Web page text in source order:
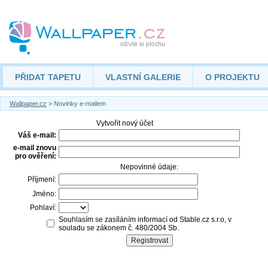
PŘIDAT TAPETU VLASTNÍ GALERIE O PROJEKTU
Wallpaper.cz > Novinky e-mailem